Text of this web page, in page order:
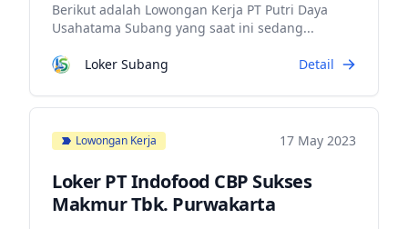
Berikut adalah Lowongan Kerja PT Putri Daya
Usahatama Subang yang saat ini sedang...
Loker Subang Detail
Lowongan Kerja 17 May 2023
Loker PT Indofood CBP Sukses
Makmur Tbk. Purwakarta